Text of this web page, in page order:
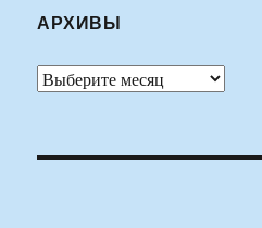
АРХИВЫ
Архивы